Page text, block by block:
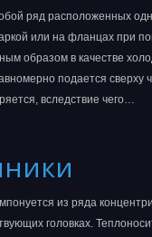
ряд расположенных
или на фланцах при
образом в качестве
подается сверху
вследствие чего…
из ряда
головках.